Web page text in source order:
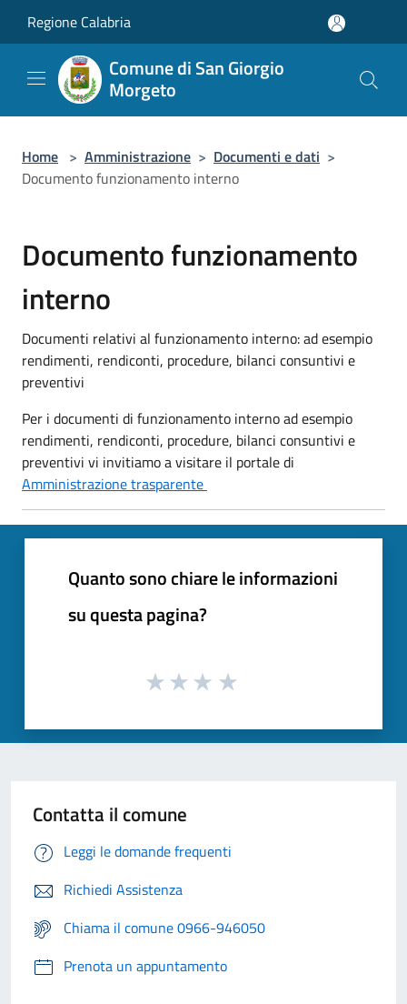
Regione Calabria
Comune di San Giorgio
Morgeto
Home > Amministrazione > Documenti e dati >
Documento funzionamento interno
Documento funzionamento
interno
Documenti relativi al funzionamento interno: ad esempio
rendimenti, rendiconti, procedure, bilanci consuntivi e
preventivi
Per i documenti di funzionamento interno ad esempio
rendimenti, rendiconti, procedure, bilanci consuntivi e
preventivi vi invitiamo a visitare il portale di
Amministrazione trasparente
Quanto sono chiare le informazioni
su questa pagina?
Contatta il comune
Leggi le domande frequenti
Richiedi Assistenza
Chiama il comune 0966-946050
Prenota un appuntamento